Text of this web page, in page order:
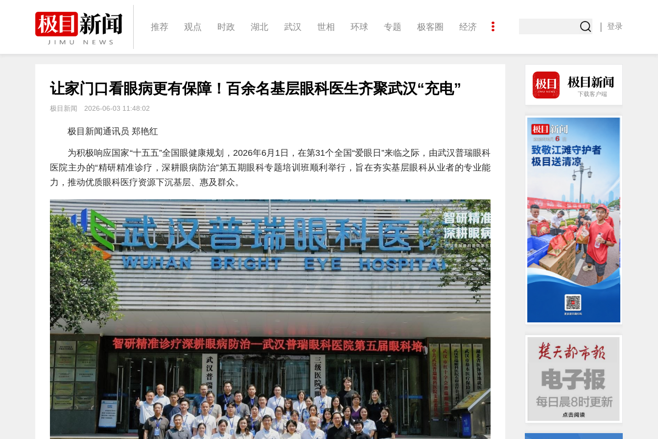
推荐 观点 时政 湖北 武汉 世相 环球 专题 极客圈 经济
体育 娱乐 影像 帅作文 International 职教院 酒道
登录
让家门口看眼病更有保障！百余名基层眼科医生齐聚武汉“充电”
极目新闻 2026-06-03 11:48:02
极目新闻通讯员 郑艳红
为积极响应国家“十五五”全国眼健康规划，2026年6月1日，在第31个全国“爱眼日”来临之际，由武汉普瑞眼科
医院主办的“精研精准诊疗，深耕眼病防治”第五期眼科专题培训班顺利举行，旨在夯实基层眼科从业者的专业能
力，推动优质眼科医疗资源下沉基层、惠及群众。
下载客户端